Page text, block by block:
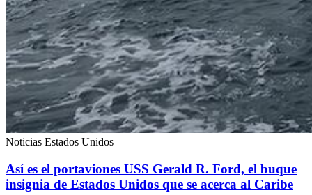
Noticias Estados Unidos
Así es el portaviones USS Gerald R. Ford, el buque
insignia de Estados Unidos que se acerca al Caribe